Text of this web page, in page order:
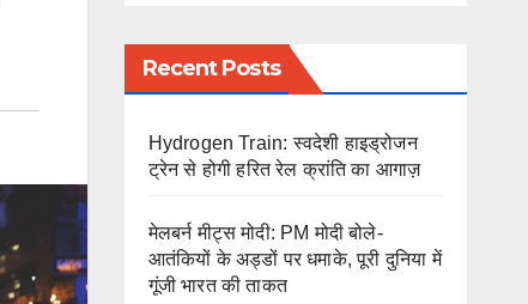
Recent Posts
Hydrogen Train: स्वदेशी हाइड्रोजन
ट्रेन से होगी हरित रेल क्रांति का आगाज़
मेलबर्न मीट्स मोदी: PM मोदी बोले-
आतंकियों के अड्डों पर धमाके, पूरी दुनिया में
गूंजी भारत की ताकत